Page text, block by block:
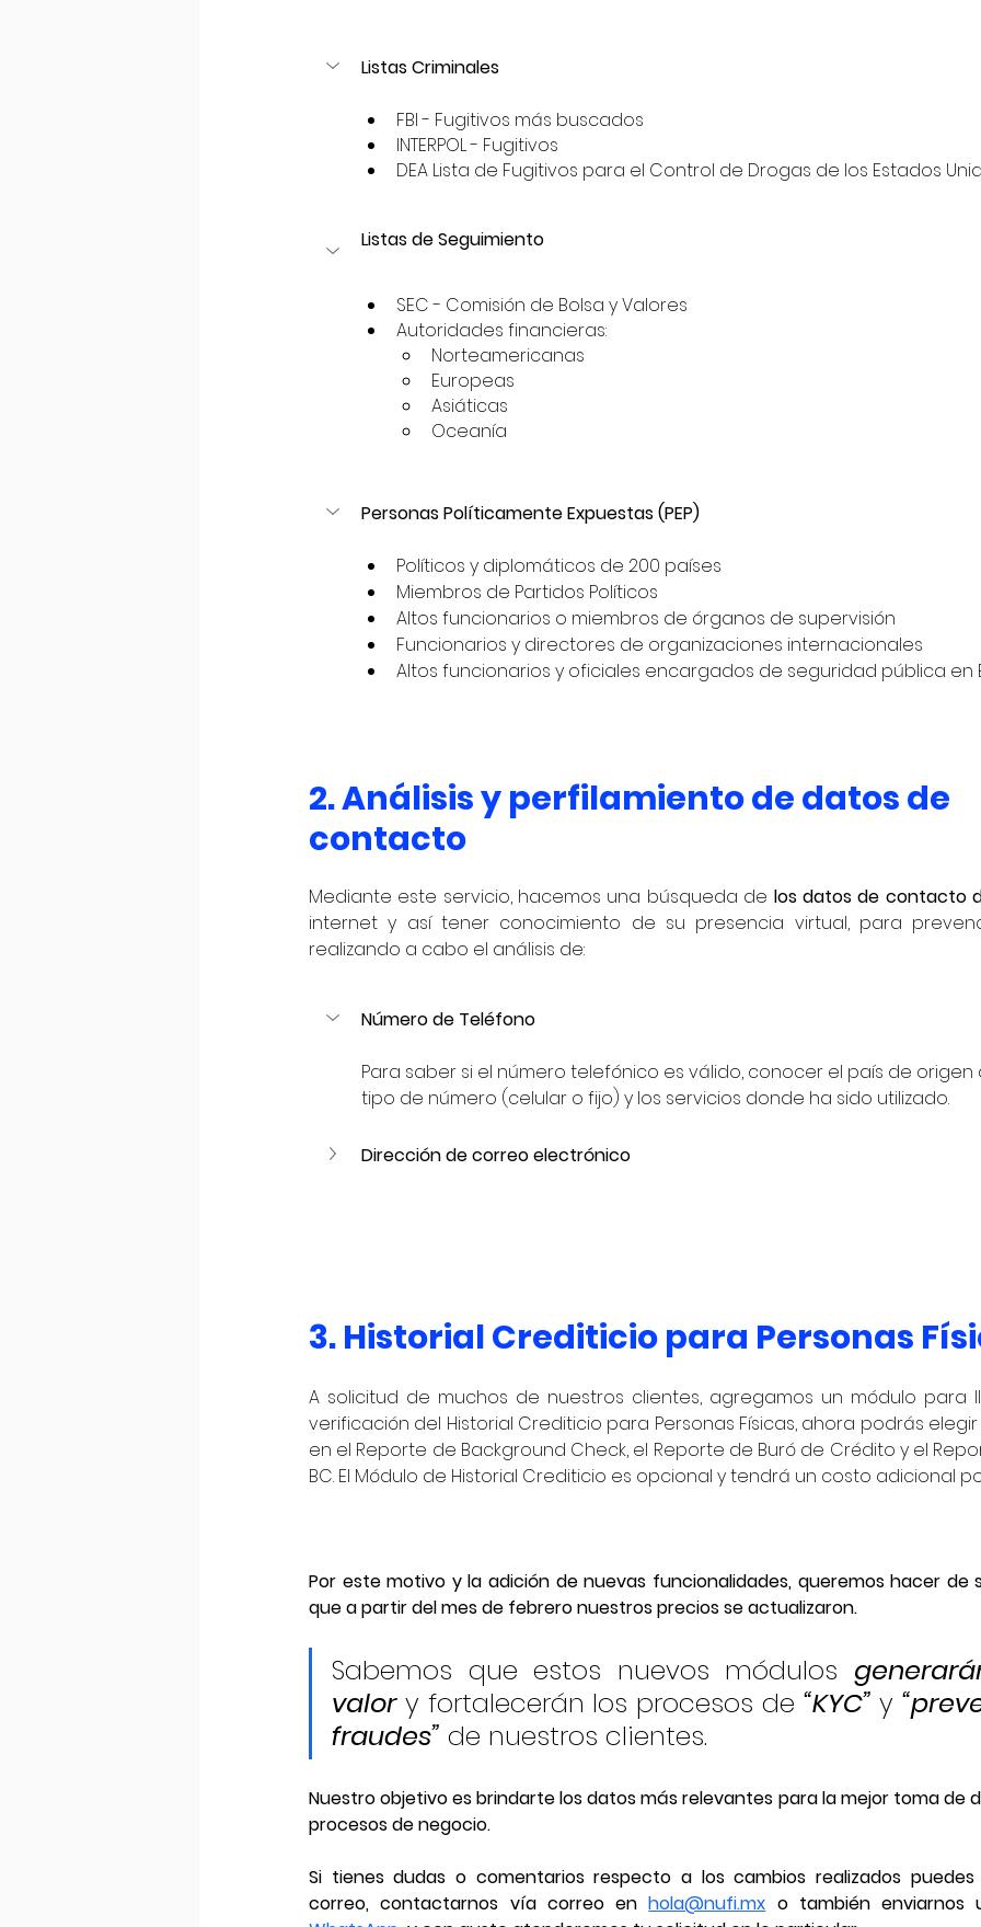
Listas Criminales
FBI - Fugitivos más buscados
INTERPOL - Fugitivos
DEA Lista de Fugitivos para el Control de Drogas de los Estados
Listas de Seguimiento
SEC - Comisión de Bolsa y Valores
Autoridades financieras:
Norteamericanas
Europeas
Asiáticas
Oceanía
Personas Políticamente Expuestas (PEP)
Políticos y diplomáticos de 200 países
Miembros de Partidos Políticos
Altos funcionarios o miembros de órganos de supervisión
Funcionarios y directores de organizaciones internacionales
Altos funcionarios y oficiales encargados de seguridad pública en
2. Análisis y perfilamiento de datos de
contacto
Mediante este servicio, hacemos una búsqueda de los datos de contacto
internet y así tener conocimiento de su presencia virtual, para
realizando a cabo el análisis de:
Número de Teléfono
Para saber si el número telefónico es válido, conocer el país de
tipo de número (celular o fijo) y los servicios donde ha sido utilizado.
Dirección de correo electrónico
3. Historial Crediticio para Personas
A solicitud de muchos de nuestros clientes, agregamos un módulo para
verificación del Historial Crediticio para Personas Físicas, ahora podrás
en el Reporte de Background Check, el Reporte de Buró de Crédito y el
BC. El Módulo de Historial Crediticio es opcional y tendrá un costo adicional
Por este motivo y la adición de nuevas funcionalidades, queremos hacer de
que a partir del mes de febrero nuestros precios se actualizaron.
Sabemos que estos nuevos módulos
valor y fortalecerán los procesos de “KYC” y
fraudes” de nuestros clientes.
Nuestro objetivo es brindarte los datos más relevantes para la mejor toma de
procesos de negocio.
Si tienes dudas o comentarios respecto a los cambios realizados
correo, contactarnos vía correo en hola@nufi.mx